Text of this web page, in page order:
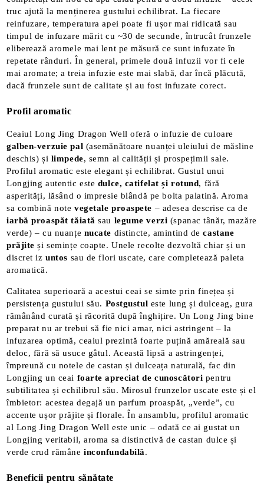
truc ajută la menținerea gustului echilibrat​. La fiecare
reinfuzare, temperatura apei poate fi ușor mai ridicată sau
timpul de infuzare mărit cu ~30 de secunde, întrucât frunzele
eliberează aromele mai lent pe măsură ce sunt infuzate în
repetate rânduri​. În general, primele două infuzii vor fi cele
mai aromate; a treia infuzie este mai slabă, dar încă plăcută,
dacă frunzele sunt de calitate și au fost infuzate corect.
Profil aromatic
Ceaiul Long Jing Dragon Well oferă o infuzie de culoare
galben-verzuie pal (asemănătoare nuanței uleiului de măsline
deschis) și limpede, semn al calității și prospețimii sale.
Profilul aromatic este elegant și echilibrat. Gustul unui
Longjing autentic este dulce, catifelat și rotund, fără
asperități, lăsând o impresie blândă pe bolta palatină​. Aroma
sa combină note vegetale proaspete – adesea descrise ca de
iarbă proaspăt tăiată sau legume verzi (spanac tânăr, mazăre
verde) – cu nuanțe nucate distincte, amintind decastane
prăjite și semințe coapte. Unele recolte dezvoltă chiar și un
discret izuntos sau de flori uscate, care completează paleta
aromatică​.
Calitatea superioară a acestui ceai se simte prin finețea și
persistența gustului său. Postgustul este lung și dulceag, gura
rămânând curată și răcorită după înghițire. Un Long Jing bine
preparat nu ar trebui să fie nici amar, nici astringent – la
infuzarea optimă, ceaiul prezintă foarte puțină amăreală sau
deloc, fără să usuce gâtul​. Această lipsă a astringenței,
împreună cu notele de castan și dulceața naturală, fac din
Longjing un ceai foarte apreciat de cunoscători pentru
subtilitatea și echilibrul său. Mirosul frunzelor uscate este și el
îmbietor: acestea degajă un parfum proaspăt, „verde”, cu
accente ușor prăjite și florale. În ansamblu, profilul aromatic
al Long Jing Dragon Well este unic – odată ce ai gustat un
Longjing veritabil, aroma sa distinctivă de castan dulce și
verde crud rămâneinconfundabilă​.
Beneficii pentru sănătate